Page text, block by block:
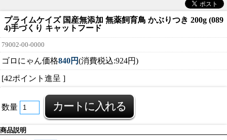
プライムケイズ 国産無添加 無薬飼育鳥 かぶりつき 200g (089
4)手づくり キャットフード
79002-00-0000
ゴロにゃん価格840円(消費税込:924円)
[42ポイント進呈 ]
数量
商品説明